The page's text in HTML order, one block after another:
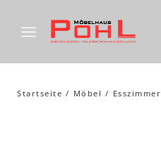
Startseite Möbel Esszimmer